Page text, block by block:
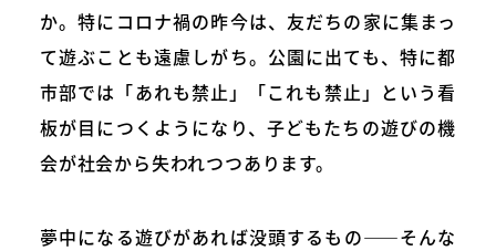
か。特にコロナ禍の昨今は、友だちの家に集まっ
て遊ぶことも遠慮しがち。公園に出ても、特に都
市部では「あれも禁止」「これも禁止」という看
板が目につくようになり、子どもたちの遊びの機
会が社会から失われつつあります。
夢中になる遊びがあれば没頭するもの――そんな